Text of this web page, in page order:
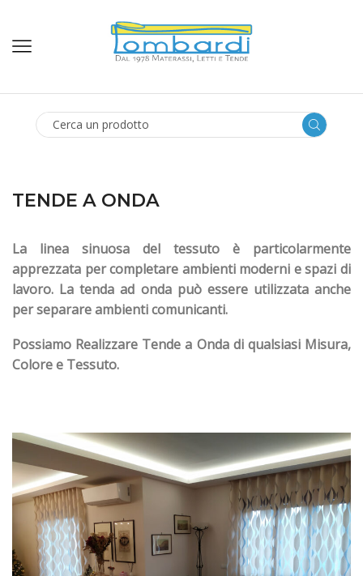
TENDE A ONDA
La linea sinuosa del tessuto è particolarmente
apprezzata per completare ambienti moderni e spazi di
lavoro. La tenda ad onda può essere utilizzata anche
per separare ambienti comunicanti.
Possiamo Realizzare Tende a Onda di qualsiasi Misura,
Colore e Tessuto.